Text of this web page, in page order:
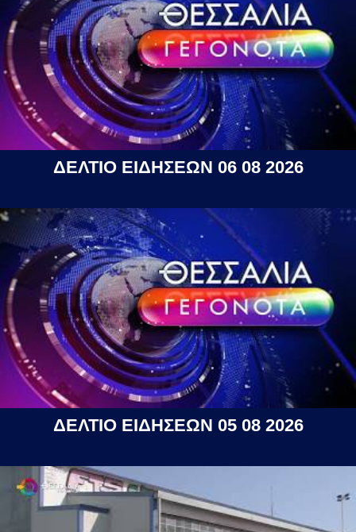
ΔΕΛΤΙΟ ΕΙΔΗΣΕΩΝ 06 08 2026
ΔΕΛΤΙΟ ΕΙΔΗΣΕΩΝ 05 08 2026